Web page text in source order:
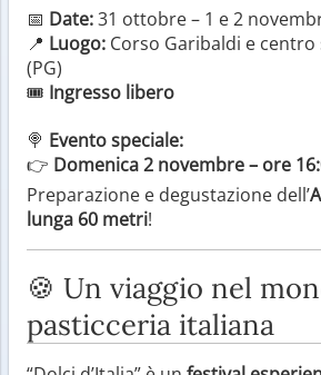
📅 Date:31 ottobre – 1 e 2
📍 Luogo: Corso Garibaldi e
(PG)
🎟️ Ingresso libero
🍭 Evento speciale:
👉 Domenica 2 novembre – ore
Preparazione e degustazione dell’
lunga 60 metri!
🍪 Un viaggio nel
pasticceria italiana